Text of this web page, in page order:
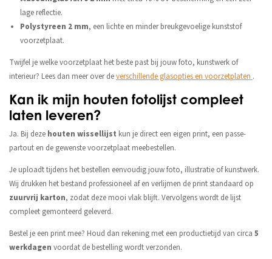
lage reflectie.
Polystyreen 2 mm, een lichte en minder breukgevoelige kunststof
voorzetplaat.
Twijfel je welke voorzetplaat het beste past bij jouw foto, kunstwerk of
interieur? Lees dan meer over deverschillende glasopties en voorzetplaten .
Kan ik mijn houten fotolijst compleet
laten leveren?
Ja. Bij deze houten wissellijst kun je direct een eigen print, een passe-
partout en de gewenste voorzetplaat meebestellen.
Je uploadt tijdens het bestellen eenvoudig jouw foto, illustratie of kunstwerk.
Wij drukken het bestand professioneel af en verlijmen de print standaard op
zuurvrij karton, zodat deze mooi vlak blijft. Vervolgens wordt de lijst
compleet gemonteerd geleverd.
Bestel je een print mee? Houd dan rekening met een productietijd van circa 5
werkdagen voordat de bestelling wordt verzonden.